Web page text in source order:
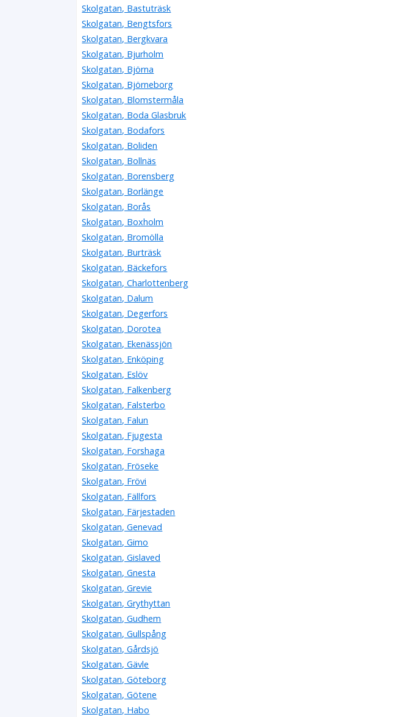
Skolgatan, Bastuträsk
Skolgatan, Bengtsfors
Skolgatan, Bergkvara
Skolgatan, Bjurholm
Skolgatan, Björna
Skolgatan, Björneborg
Skolgatan, Blomstermåla
Skolgatan, Boda Glasbruk
Skolgatan, Bodafors
Skolgatan, Boliden
Skolgatan, Bollnäs
Skolgatan, Borensberg
Skolgatan, Borlänge
Skolgatan, Borås
Skolgatan, Boxholm
Skolgatan, Bromölla
Skolgatan, Burträsk
Skolgatan, Bäckefors
Skolgatan, Charlottenberg
Skolgatan, Dalum
Skolgatan, Degerfors
Skolgatan, Dorotea
Skolgatan, Ekenässjön
Skolgatan, Enköping
Skolgatan, Eslöv
Skolgatan, Falkenberg
Skolgatan, Falsterbo
Skolgatan, Falun
Skolgatan, Fjugesta
Skolgatan, Forshaga
Skolgatan, Fröseke
Skolgatan, Frövi
Skolgatan, Fällfors
Skolgatan, Färjestaden
Skolgatan, Genevad
Skolgatan, Gimo
Skolgatan, Gislaved
Skolgatan, Gnesta
Skolgatan, Grevie
Skolgatan, Grythyttan
Skolgatan, Gudhem
Skolgatan, Gullspång
Skolgatan, Gårdsjö
Skolgatan, Gävle
Skolgatan, Göteborg
Skolgatan, Götene
Skolgatan, Habo